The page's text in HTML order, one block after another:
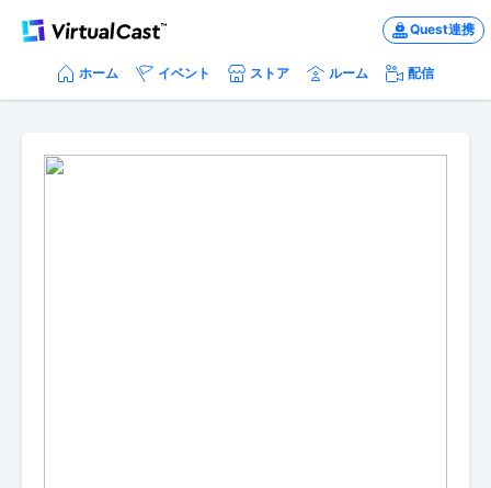
Quest連携
ホーム イベント ストア ルーム 配信